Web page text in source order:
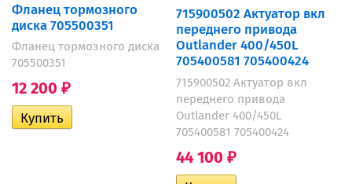
Фланец тормозного
диска 705500351
Фланец тормозного диска
705500351
12 200 ₽
715900502 Актуатор вкл
переднего привода
Outlander 400/450L
705400581 705400424
715900502 Актуатор вкл
переднего привода
Outlander 400/450L
705400581 705400424
44 100 ₽